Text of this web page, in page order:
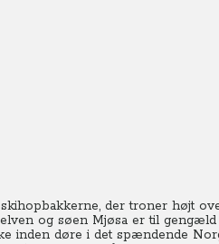
der troner højt
og søen Mjøsa er til
inden døre i det spændende